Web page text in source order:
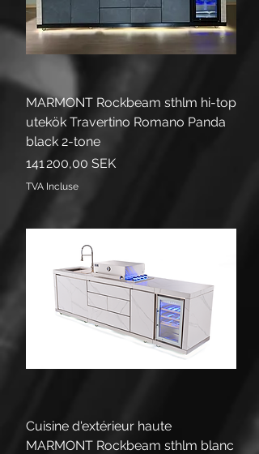
MARMONT Rockbeam sthlm hi-top
utekök Travertino Romano Panda
black 2-tone
Prix
141 200,00 SEK
TVA Incluse
Cuisine d'extérieur haute
MARMONT Rockbeam sthlm blanc